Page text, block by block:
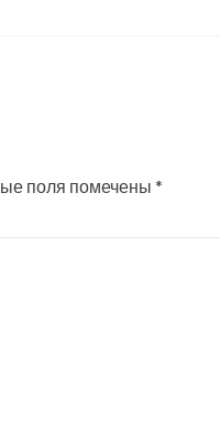
поля помечены *